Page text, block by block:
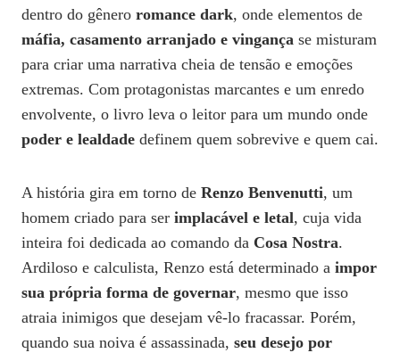
dentro do gênero romance dark, onde elementos de
máfia, casamento arranjado e vingança se misturam
para criar uma narrativa cheia de tensão e emoções
extremas. Com protagonistas marcantes e um enredo
envolvente, o livro leva o leitor para um mundo onde
poder e lealdade definem quem sobrevive e quem cai.
A história gira em torno de Renzo Benvenutti, um
homem criado para ser implacável e letal, cuja vida
inteira foi dedicada ao comando da Cosa Nostra.
Ardiloso e calculista, Renzo está determinado a impor
sua própria forma de governar, mesmo que isso
atraia inimigos que desejam vê-lo fracassar. Porém,
quando sua noiva é assassinada, seu desejo por